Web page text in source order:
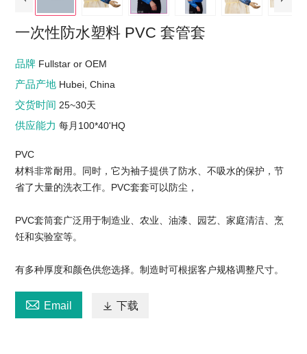
一次性防水塑料 PVC 套管套
品牌 Fullstar or OEM
产品产地 Hubei, China
交货时间 25~30天
供应能力每月100*40'HQ
PVC
材料非常耐用。同时，它为袖子提供了防水、不吸水的保护，节
省了大量的洗衣工作。PVC套套可以防尘，
PVC套筒套广泛用于制造业、农业、油漆、园艺、家庭清洁、烹
饪和实验室等。
有多种厚度和颜色供您选择。制造时可根据客户规格调整尺寸。
 Email  下载